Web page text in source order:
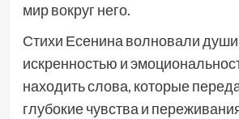
мир вокруг него.
Стихи Есенина волновали
искренностью и
находить слова, которые
глубокие чувства и